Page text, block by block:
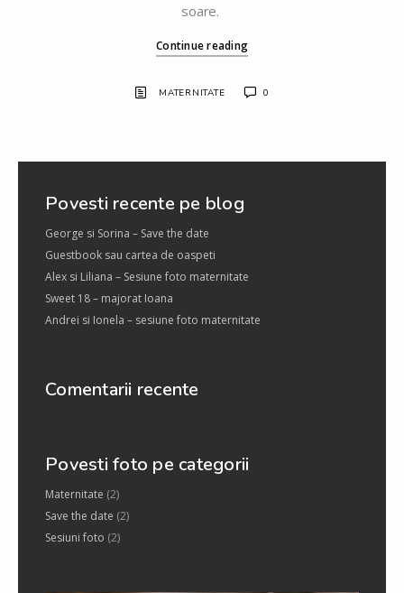
soare.
Continue reading
MATERNITATE 0
Povesti recente pe blog
George si Sorina – Save the date
Guestbook sau cartea de oaspeti
Alex si Liliana – Sesiune foto maternitate
Sweet 18 – majorat Ioana
Andrei si Ionela – sesiune foto maternitate
Comentarii recente
Povesti foto pe categorii
Maternitate (2)
Save the date (2)
Sesiuni foto (2)